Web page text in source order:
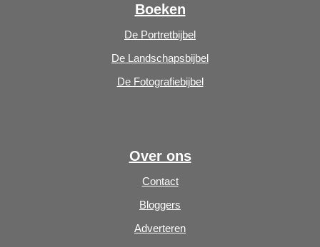
Boeken
De Portretbijbel
De Landschapsbijbel
De Fotografiebijbel
Over ons
Contact
Bloggers
Adverteren